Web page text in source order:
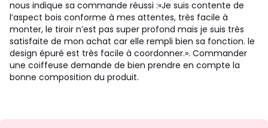
nous indique sa commande réussi :«Je suis contente de
l’aspect bois conforme à mes attentes, très facile à
monter, le tiroir n’est pas super profond mais je suis très
satisfaite de mon achat car elle rempli bien sa fonction. le
design épuré est très facile à coordonner.». Commander
une coiffeuse demande de bien prendre en compte la
bonne composition du produit.